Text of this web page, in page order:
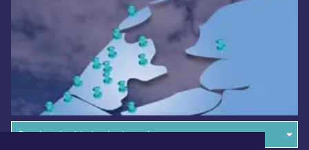
Overige dagbladen in de regio